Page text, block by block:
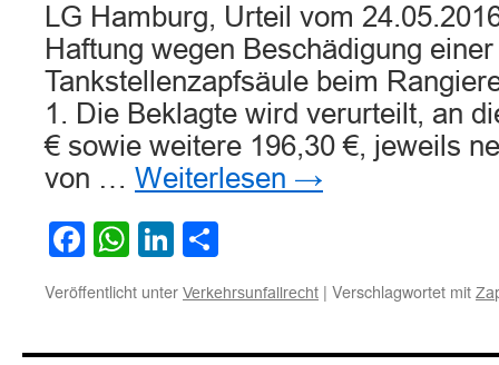
LG Hamburg, Urteil vom
Haftung wegen Beschädigung einer
Tankstellenzapfsäule beim
1. Die Beklagte wird verurteilt, an
€ sowie weitere 196,30 €, jeweils
von … Weiterlesen →
Facebook
WhatsApp
LinkedIn
Veröffentlicht unter Verkehrsunfallrecht | Verschlagwortet mit